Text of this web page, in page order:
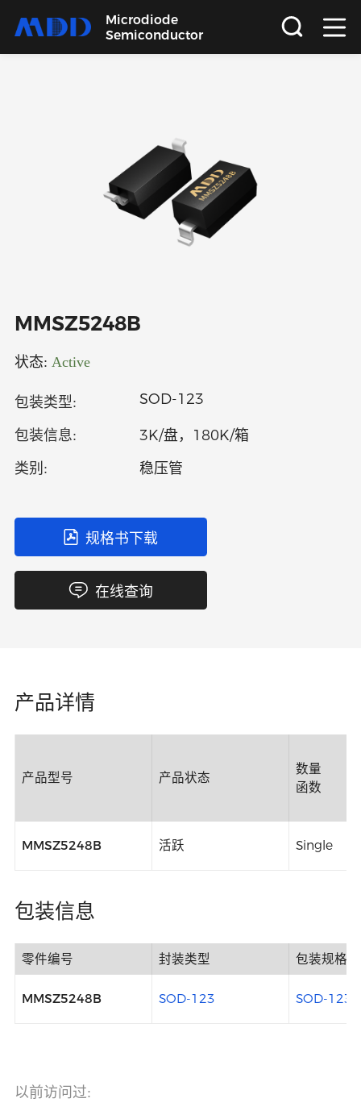
Microdiode
Semiconductor
关于
语言
MMSZ5248B
状态: Active
包装类型: SOD-123
包装信息: 3K/盘，180K/箱
类别: 稳压管
规格书下载
在线查询
产品详情
产品型号 产品状态
数量
函数
MMSZ5248B 活跃 Single
包装信息
零件编号 封装类型 包装规格
MMSZ5248B SOD-123 SOD-123
以前访问过: